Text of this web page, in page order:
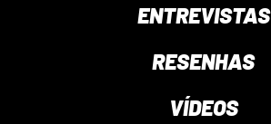
ENTREVISTAS
RESENHAS
VÍDEOS